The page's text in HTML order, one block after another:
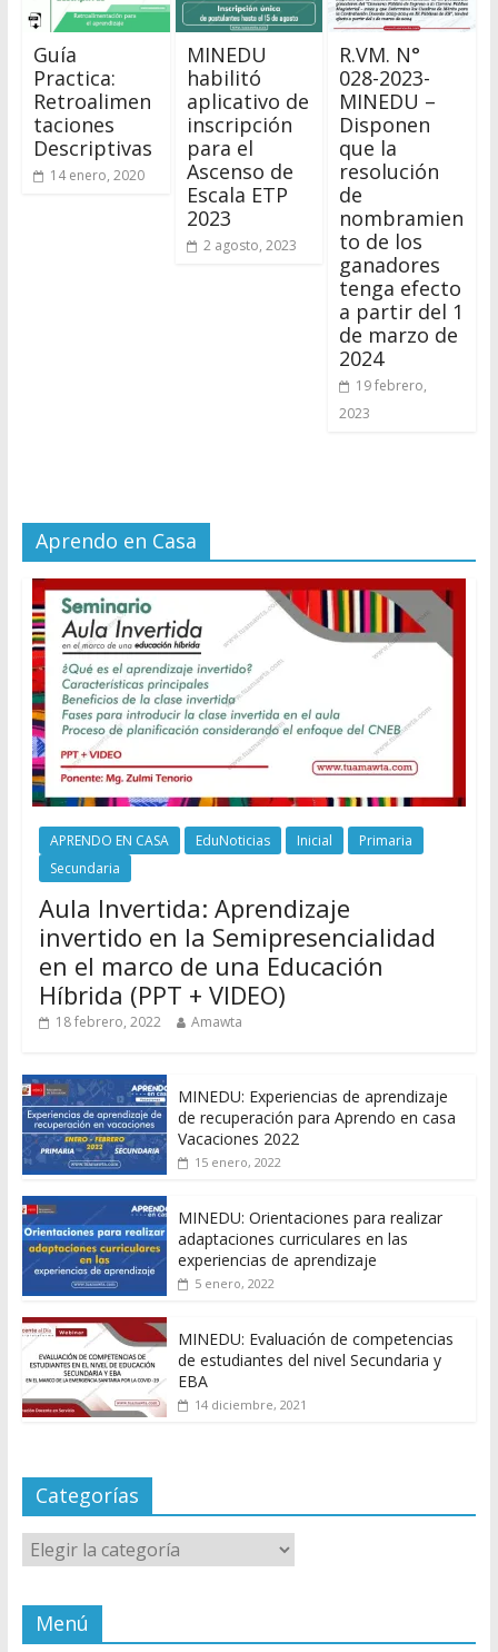
Guía
Practica:
Retroalimen
taciones
Descriptivas
14 enero, 2020
MINEDU
habilitó
aplicativo de
inscripción
para el
Ascenso de
Escala ETP
2023
2 agosto, 2023
R.VM. N°
028-2023-
MINEDU –
Disponen
que la
resolución
de
nombramien
to de los
ganadores
tenga efecto
a partir del 1
de marzo de
2024
19 febrero,
2023
Aprendo en Casa
APRENDO EN CASA EduNoticias Inicial
Primaria
Secundaria
Aula Invertida: Aprendizaje
invertido en la Semipresencialidad
en el marco de una Educación
Híbrida (PPT + VIDEO)
18 febrero, 2022 Amawta
MINEDU: Experiencias de aprendizaje
de recuperación para Aprendo en casa
Vacaciones 2022
15 enero, 2022
MINEDU: Orientaciones para realizar
adaptaciones curriculares en las
experiencias de aprendizaje
5 enero, 2022
MINEDU: Evaluación de competencias
de estudiantes del nivel Secundaria y
EBA
14 diciembre, 2021
Categorías
Categorías
Menú